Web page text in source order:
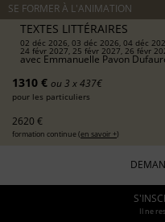
SE FORMER À L'ANIMATION
TEXTES LITTÉRAIRES
02 déc 2026, 03 déc 2026, 04 déc
24 févr 2027, 25 févr 2027, 26 févr
avec Emmanuelle Pavon
1310 € ou 3 x 437€
pour les particuliers
2620 €
formation continue (en savoir +)
Il ne